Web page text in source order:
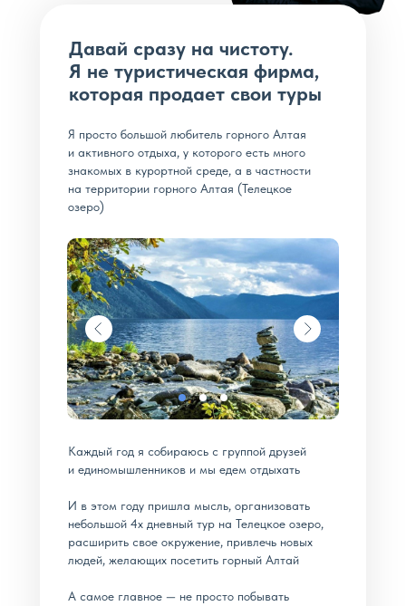
Давай сразу на чистоту.
Я не туристическая фирма,
которая продает свои туры
Я просто большой любитель горного Алтая
и активного отдыха, у которого есть много
знакомых в курортной среде, а в частности
на территории горного Алтая (Телецкое
озеро)
Каждый год я собираюсь с группой друзей
и единомышленников и мы едем отдыхать
И в этом году пришла мысль, организовать
небольшой 4х дневный тур на Телецкое озеро,
расширить свое окружение, привлечь новых
людей, желающих посетить горный Алтай
А самое главное — не просто побывать